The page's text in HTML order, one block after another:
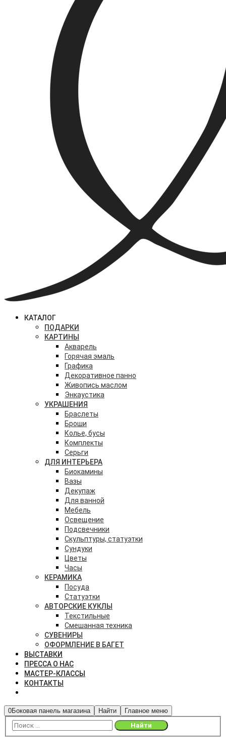
КАТАЛОГ
ПОДАРКИ
КАРТИНЫ
Акварель
Горячая эмаль
Графика
Декоративное панно
Живопись маслом
Энкаустика
УКРАШЕНИЯ
Браслеты
Броши
Колье, бусы
Комплекты
Серьги
ДЛЯ ИНТЕРЬЕРА
Биокамины
Вазы
Декупаж
Для ванной
Мебель
Освещение
Подсвечники
Скульптуры, статуэтки
Сундуки
Цветы
Часы
КЕРАМИКА
Посуда
Статуэтки
АВТОРСКИЕ КУКЛЫ
Текстильные
Смешанная техника
СУВЕНИРЫ
ОФОРМЛЕНИЕ В БАГЕТ
ВЫСТАВКИ
ПРЕССА О НАС
МАСТЕР-КЛАССЫ
КОНТАКТЫ
0Боковая панель магазина Найти Главное меню